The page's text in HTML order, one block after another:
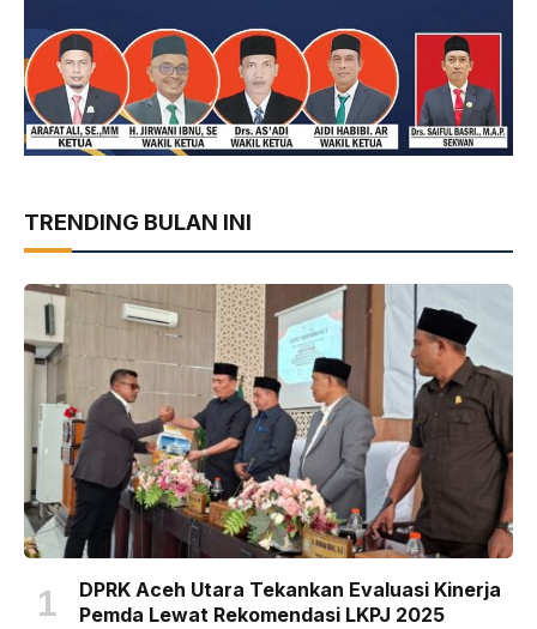
TRENDING BULAN INI
DPRK Aceh Utara Tekankan Evaluasi Kinerja
Pemda Lewat Rekomendasi LKPJ 2025